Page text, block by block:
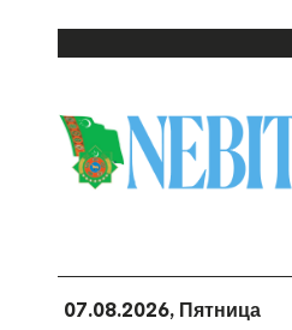
07.08.2026, Пятница